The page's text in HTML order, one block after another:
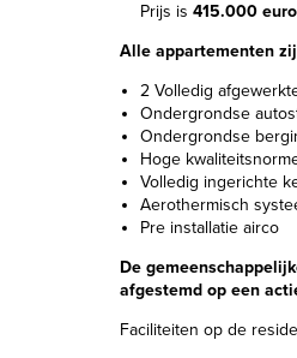
Prijs is 415.000 euro
Alle appartementen
2 Volledig
Ondergrondse
Ondergrondse
Hoge
Volledig ingerichte
Aerothermisch
Pre installatie airco
De
afgestemd op een
Faciliteiten op de